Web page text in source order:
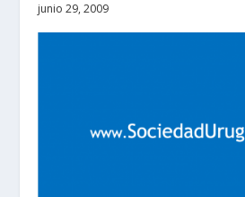
junio 29, 2009